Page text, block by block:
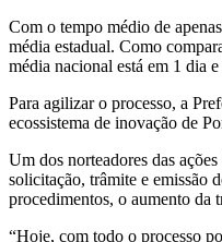
Com o tempo médio de
média estadual. Como
média nacional está em 1 dia
Para agilizar o processo, a
ecossistema de inovação de
Um dos norteadores das
solicitação, trâmite e emissão
procedimentos, o aumento da
“Hoje, com todo o processo